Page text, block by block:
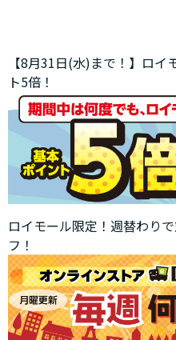
【8月31日(水)まで！】ロ
ト5倍！
ロイモール限定！週替わり
フ！